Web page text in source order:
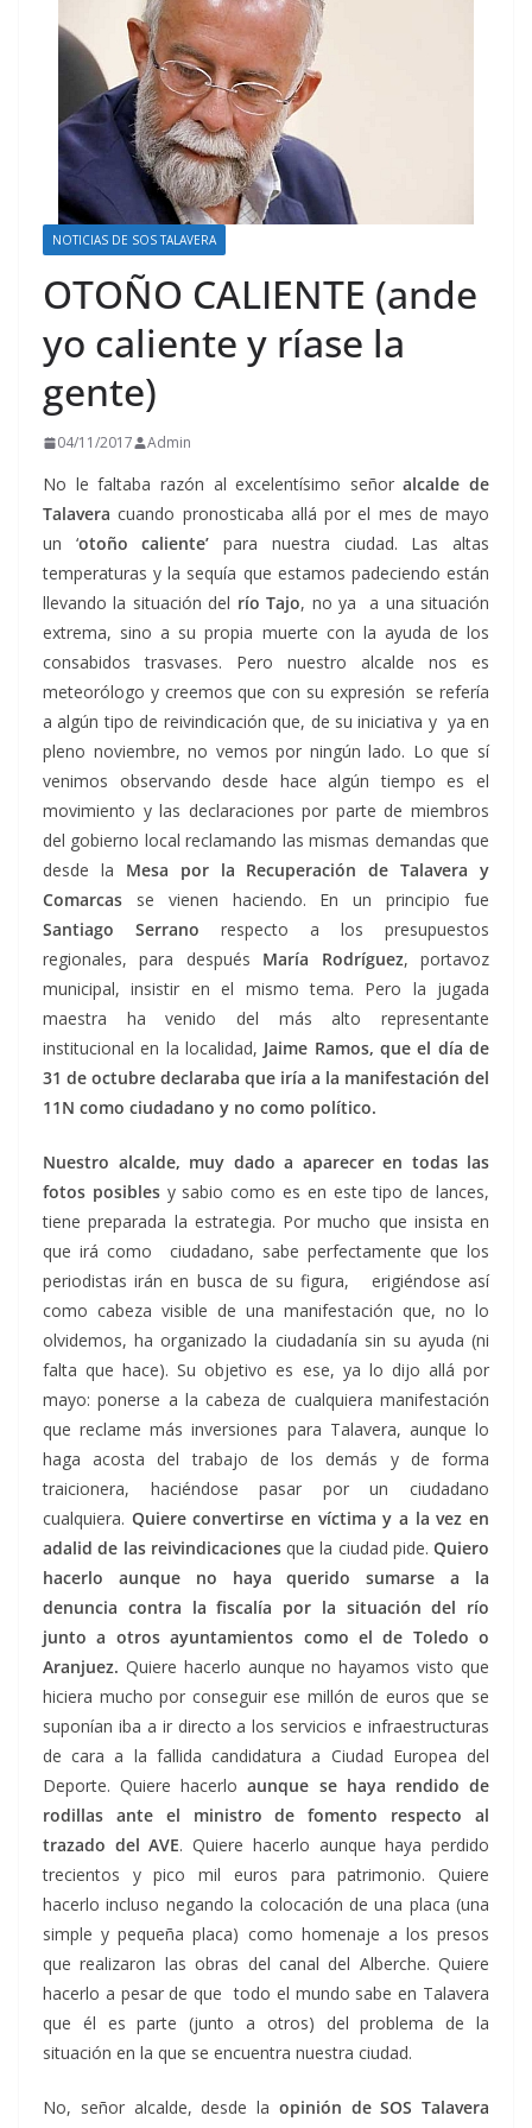
NOTICIAS DE SOS TALAVERA
OTOÑO CALIENTE (ande
yo caliente y ríase la
gente)
04/11/2017 Admin
No le faltaba razón al excelentísimo señoralcalde de
Talavera cuando pronosticaba allá por el mes de mayo
un ‘otoño caliente’ para nuestra ciudad. Las altas
temperaturas y la sequía que estamos padeciendo están
llevando la situación del río Tajo, no ya a una situación
extrema, sino a su propia muerte con la ayuda de los
consabidos trasvases. Pero nuestro alcalde nos es
meteorólogo y creemos que con su expresión se refería
a algún tipo de reivindicación que, de su iniciativa y ya en
pleno noviembre, no vemos por ningún lado. Lo que sí
venimos observando desde hace algún tiempo es el
movimiento y las declaraciones por parte de miembros
del gobierno local reclamando las mismas demandas que
desde la Mesa por la Recuperación de Talavera y
Comarcas se vienen haciendo. En un principio fue
Santiago Serrano respecto a los presupuestos
regionales, para después María Rodríguez, portavoz
municipal, insistir en el mismo tema. Pero la jugada
maestra ha venido del más alto representante
institucional en la localidad, Jaime Ramos, que el día de
31 de octubre declaraba que iría a la manifestación del
11N como ciudadano y no como político.
Nuestro alcalde, muy dado a aparecer en todas las
fotos posiblesy sabio como es en este tipo de lances,
tiene preparada la estrategia. Por mucho que insista en
que irá como ciudadano, sabe perfectamente que los
periodistas irán en busca de su figura, erigiéndose así
como cabeza visible de una manifestación que, no lo
olvidemos, ha organizado la ciudadanía sin su ayuda (ni
falta que hace). Su objetivo es ese, ya lo dijo allá por
mayo: ponerse a la cabeza de cualquiera manifestación
que reclame más inversiones para Talavera, aunque lo
haga acosta del trabajo de los demás y de forma
traicionera, haciéndose pasar por un ciudadano
cualquiera. Quiere convertirse en víctima y a la vez en
adalid de las reivindicacionesque la ciudad pide. Quiero
hacerlo aunque no haya querido sumarse a la
denuncia contra la fiscalía por la situación del río
junto a otros ayuntamientos como el de Toledo o
Aranjuez. Quiere hacerlo aunque no hayamos visto que
hiciera mucho por conseguir ese millón de euros que se
suponían iba a ir directo a los servicios e infraestructuras
de cara a la fallida candidatura a Ciudad Europea del
Deporte. Quiere hacerloaunque se haya rendido de
rodillas ante el ministro de fomento respecto al
trazado del AVE. Quiere hacerlo aunque haya perdido
trecientos y pico mil euros para patrimonio. Quiere
hacerlo incluso negando la colocación de una placa (una
simple y pequeña placa) como homenaje a los presos
que realizaron las obras del canal del Alberche. Quiere
hacerlo a pesar de que todo el mundo sabe en Talavera
que él es parte (junto a otros) del problema de la
situación en la que se encuentra nuestra ciudad.
No, señor alcalde, desde la opinión de SOS Talavera